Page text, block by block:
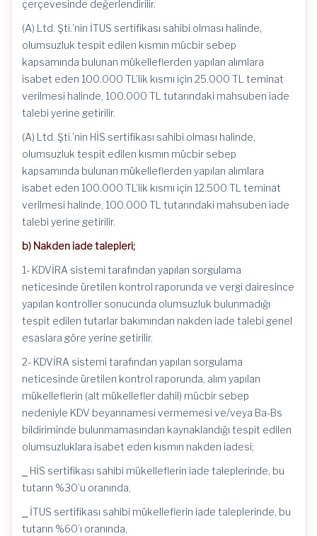
çerçevesinde değerlendirilir.
(A) Ltd. Şti.’nin İTUS sertifikası sahibi olması halinde,
olumsuzluk tespit edilen kısmın mücbir sebep
kapsamında bulunan mükelleflerden yapılan alımlara
isabet eden 100.000 TL’lik kısmı için 25.000 TL teminat
verilmesi halinde, 100.000 TL tutarındaki mahsuben iade
talebi yerine getirilir.
(A) Ltd. Şti.’nin HİS sertifikası sahibi olması halinde,
olumsuzluk tespit edilen kısmın mücbir sebep
kapsamında bulunan mükelleflerden yapılan alımlara
isabet eden 100.000 TL’lik kısmı için 12.500 TL teminat
verilmesi halinde, 100.000 TL tutarındaki mahsuben iade
talebi yerine getirilir.
b) Nakden iade talepleri;
1- KDVİRA sistemi tarafından yapılan sorgulama
neticesinde üretilen kontrol raporunda ve vergi dairesince
yapılan kontroller sonucunda olumsuzluk bulunmadığı
tespit edilen tutarlar bakımından nakden iade talebi genel
esaslara göre yerine getirilir.
2- KDVİRA sistemi tarafından yapılan sorgulama
neticesinde üretilen kontrol raporunda, alım yapılan
mükelleflerin (alt mükellefler dahil) mücbir sebep
nedeniyle KDV beyannamesi vermemesi ve/veya Ba-Bs
bildiriminde bulunmamasından kaynaklandığı tespit edilen
olumsuzluklara isabet eden kısmın nakden iadesi;
⎯ HİS sertifikası sahibi mükelleflerin iade taleplerinde, bu
tutarın %30’u oranında,
⎯ İTUS sertifikası sahibi mükelleflerin iade taleplerinde, bu
tutarın %60’ı oranında,